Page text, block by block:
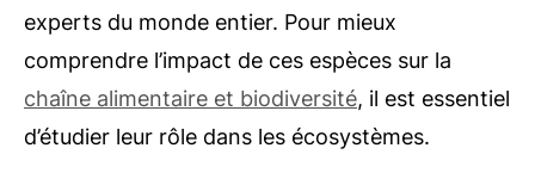
experts du monde entier. Pour mieux
comprendre l’impact de ces espèces sur la
chaîne alimentaire et biodiversité, il est essentiel
d’étudier leur rôle dans les écosystèmes.